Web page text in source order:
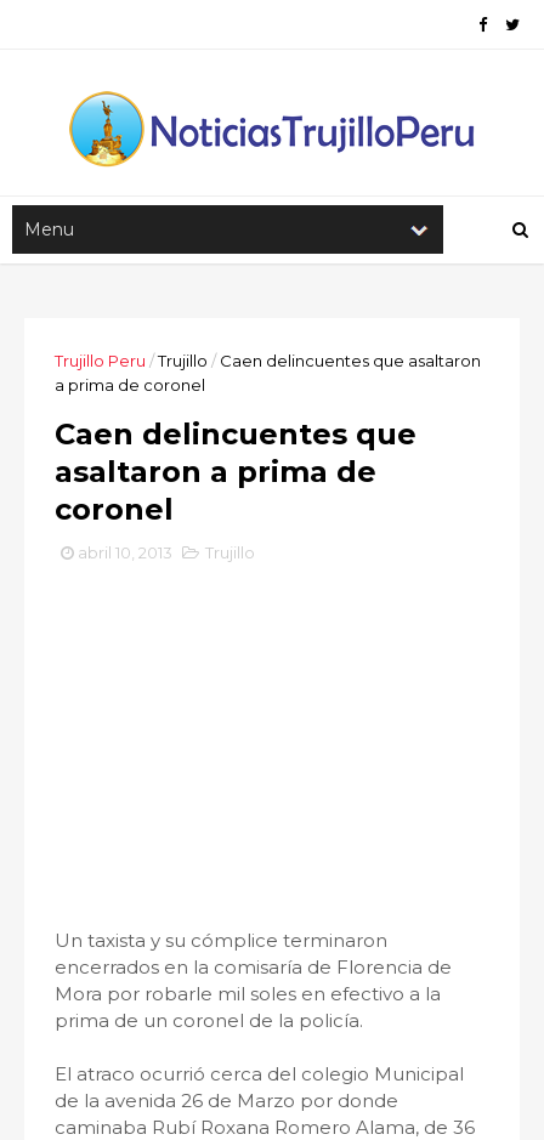
Trujillo Peru /Trujillo / Caen delincuentes que asaltaron
a prima de coronel
Caen delincuentes que
asaltaron a prima de
coronel
abril 10, 2013 Trujillo
Un taxista y su cómplice terminaron
encerrados en la comisaría de Florencia de
Mora por robarle mil soles en efectivo a la
prima de un coronel de la policía.
El atraco ocurrió cerca del colegio Municipal
de la avenida 26 de Marzo por donde
caminaba Rubí Roxana Romero Alama, de 36